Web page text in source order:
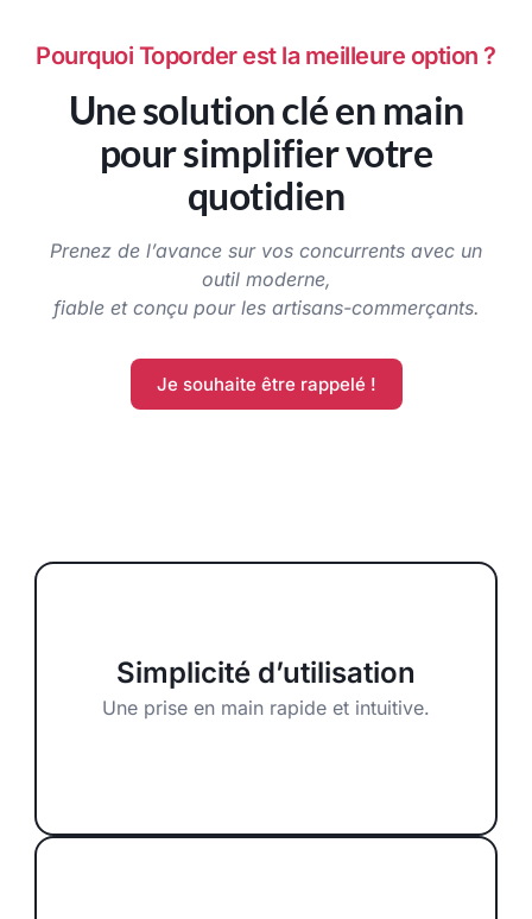
Pourquoi Toporder est la meilleure option ?
Une solution clé en main
pour simplifier votre
quotidien
Prenez de l’avance sur vos concurrents avec un
outil moderne,
fiable et conçu pour les artisans-commerçants.
Je souhaite être rappelé !
Simplicité d’utilisation
Une prise en main rapide et intuitive.